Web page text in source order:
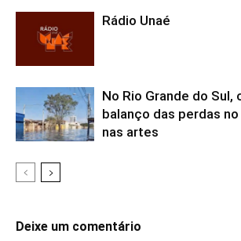
Rádio Unaé
No Rio Grande do Sul,
balanço das perdas
nas artes
Deixe um comentário